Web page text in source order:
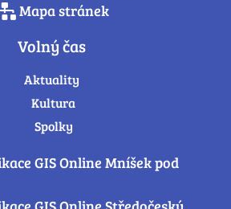
Mapa stránek
Volný čas
Aktuality
Kultura
Spolky
GIS Online Mníšek pod